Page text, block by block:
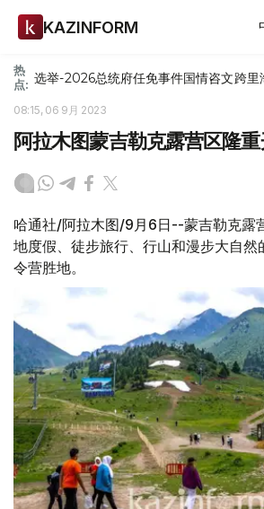
KAZINFORM
热
点: 选举-2026总统府任免事件国情咨文跨里
08:15, 06 9月 2023
阿拉木图蒙吉勒克露营区隆
哈通社/阿拉木图/9月6日--蒙吉勒克露
地度假、徒步旅行、行山和漫步大自然
令营胜地。